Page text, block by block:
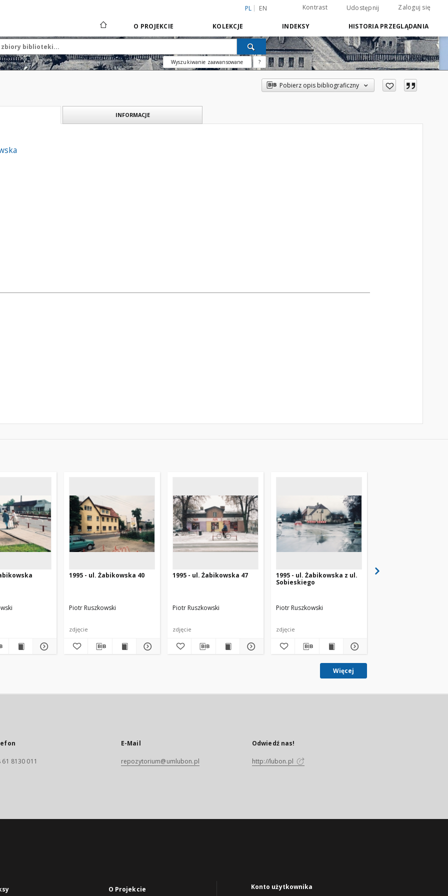
PL EN Kontrast Udostępnij Zaloguj się
O PROJEKCIE KOLEKCJE INDEKSY HISTORIA PRZEGLĄDANIA
Wyszukiwanie zaawansowane ?
Pobierz opis bibliograficzny
INFORMACJE
1995 - ul. Żabikowska 40
Piotr Ruszkowski
zdjęcie
1995 - ul. Żabikowska 47
Piotr Ruszkowski
zdjęcie
1995 - ul. Żabikowska z ul.
Sobieskiego
Piotr Ruszkowski
zdjęcie
Więcej
61 8130 011
E-Mail
repozytorium@umlubon.pl
Odwiedź nas!
http://lubon.pl
O Projekcie Konto użytkownika